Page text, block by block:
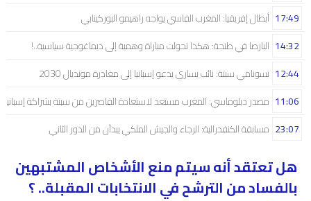
أبطال إفريقيا: المغرب الفاسي يواجه راهيمو البوركينابي 17:49
البارصا في طنجة: هكذا تحولت مباراة وهمية إلى ديماغوجية سياسية..! 14:32
تسونامي سبتة: نائب يساري يدعو إسبانيا إلى مغادرة مونديال 2030 12:44
مصدر دبلوماسي: المغرب مستعد لاستعادة القاصرين من سبتة بشراكة إسبانية 11:06
مسابقة الكنفدرالية: الرجاء والجيش الملكي يبدآن من الدور الثاني 23:07
هل تعتقد أنه سيتم منع الأشخاص المشتبهين
بالفساد من الترشح في الانتخابات المقبلة.. ؟